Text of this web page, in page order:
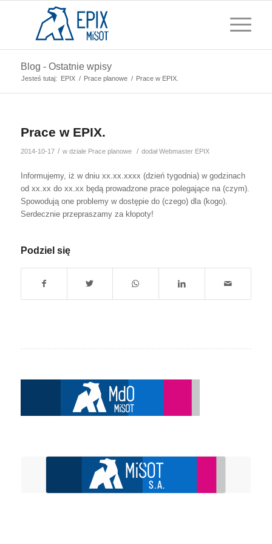
Blog - Ostatnie wpisy
Jesteś tutaj: EPIX / Prace planowe / Prace w EPIX.
Prace w EPIX.
2014-10-17 / w dziale Prace planowe / dodałWebmaster EPIX
Informujemy, iż w dniu xx.xx.xxxx (dzień tygodnia) w godzinach
od xx.xx do xx.xx będą prowadzone prace polegające na (czym).
Spowodują one problemy w dostępie do (czego) dla (kogo).
Serdecznie przepraszamy za kłopoty!
Podziel się